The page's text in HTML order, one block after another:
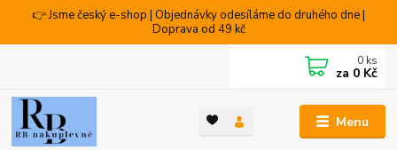
👉 Jsme český e-shop | Objednávky odesíláme do druhého dne |
Doprava od 49 kč
Menu
0 ks
za 0 Kč